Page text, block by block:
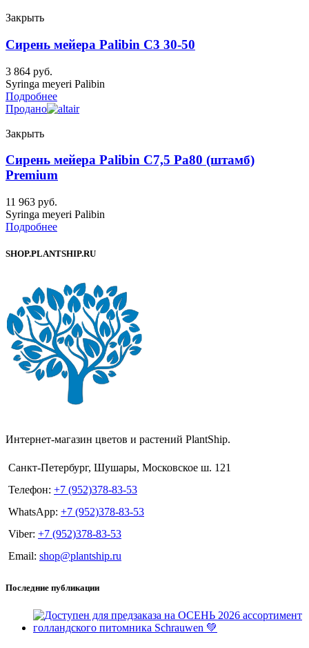
Закрыть
Сирень мейера Palibin C3 30-50
3 864 руб.
Syringa meyeri Palibin
Подробнее
Продано
Закрыть
Сирень мейера Palibin C7,5 Pa80 (штамб)
Premium
11 963 руб.
Syringa meyeri Palibin
Подробнее
SHOP.PLANTSHIP.RU
Интернет-магазин цветов и растений PlantShip.
Санкт-Петербург, Шушары, Московское ш. 121
Телефон: +7 (952)378-83-53
WhatsApp: +7 (952)378-83-53
Viber: +7 (952)378-83-53
Email: shop@plantship.ru
Последние публикации